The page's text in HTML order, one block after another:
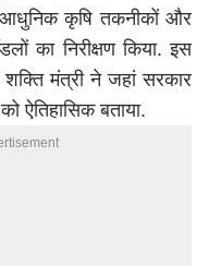
आधुनिक कृषि तकनीकों और
का निरीक्षण किया. इस
शक्ति मंत्री ने जहां सरकार
ऐतिहासिक बताया.